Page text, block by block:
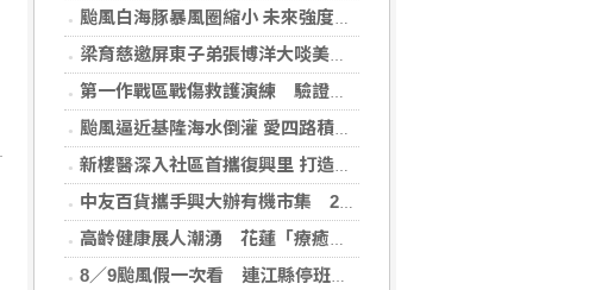
颱風白海豚暴風圈縮小 未來強度有減弱趨勢
梁育慈邀屏東子弟張博洋大啖美食推廣小吃 聯手掃街拜票
第一作戰區戰傷救護演練 驗證各級救護站協調後送
颱風逼近基隆海水倒灌 愛四路積水深及小腿肚
新樓醫深入社區首攜復興里 打造全方位高齡友善防護網
中友百貨攜手興大辦有機市集 25家小農共推永續生活
高齡健康展人潮湧 花蓮「療癒之境」以五感體驗啟動身心五力
8／9颱風假一次看 連江縣停班課、竹縣8校停課不停班
(台灣好報2026-08-08 20:21:55)
(墨新聞2026-08-08 19:30:46)